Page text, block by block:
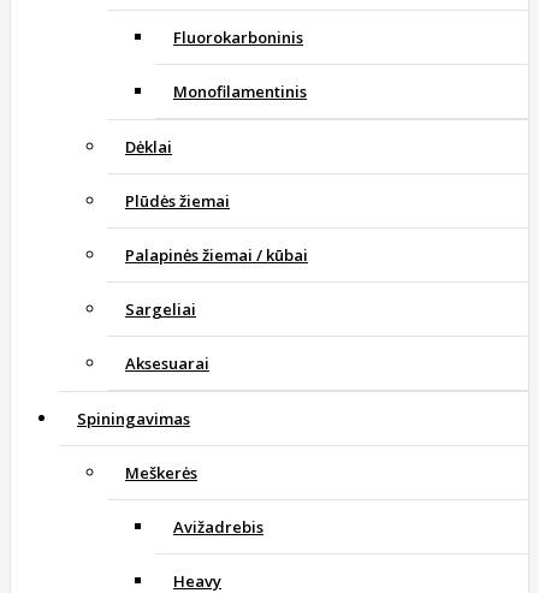
Fluorokarboninis
Monofilamentinis
Dėklai
Plūdės žiemai
Palapinės žiemai / kūbai
Sargeliai
Aksesuarai
Spiningavimas
Meškerės
Avižadrebis
Heavy